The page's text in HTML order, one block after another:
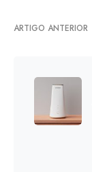
ARTIGO ANTERIOR